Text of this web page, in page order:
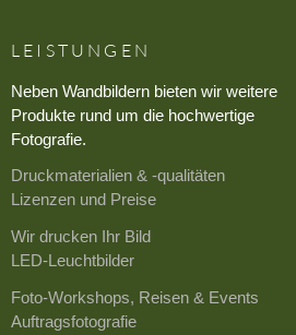
LEISTUNGEN
Neben Wandbildern bieten wir weitere
Produkte rund um die hochwertige
Fotografie.
Druckmaterialien & -qualitäten
Lizenzen und Preise
Wir drucken Ihr Bild
LED-Leuchtbilder
Foto-Workshops, Reisen & Events
Auftragsfotografie